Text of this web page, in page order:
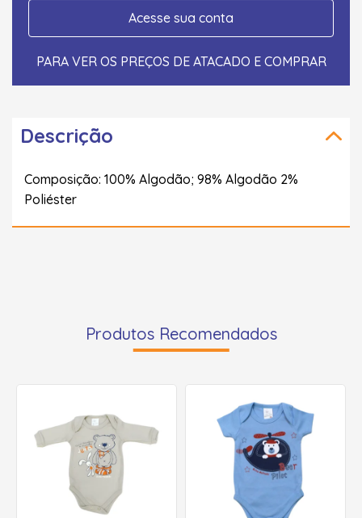
Acesse sua conta
PARA VER OS PREÇOS DE ATACADO E COMPRAR
Descrição
Composição: 100% Algodão; 98% Algodão 2%
Poliéster
Produtos Recomendados